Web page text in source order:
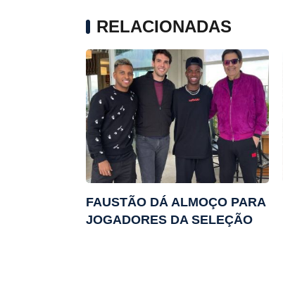
RELACIONADAS
FAUSTÃO DÁ ALMOÇO PARA
JOGADORES DA SELEÇÃO